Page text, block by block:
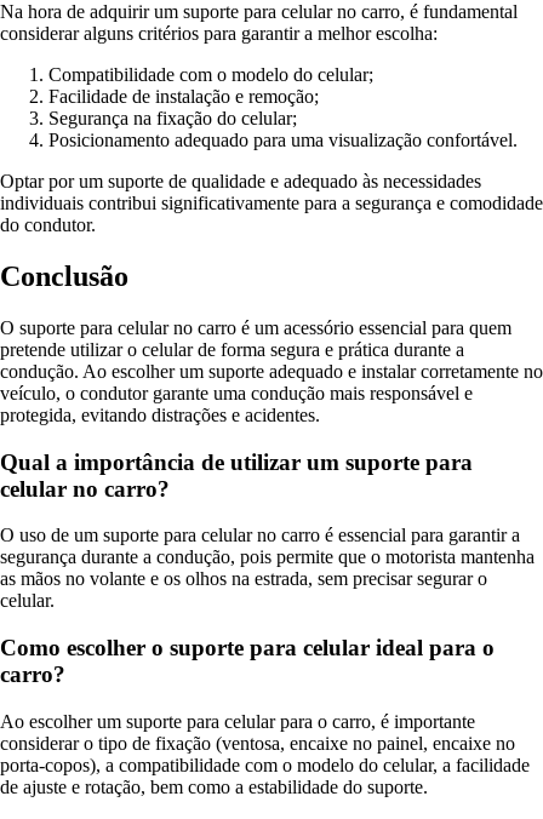
Na hora de adquirir um suporte para celular no carro, é fundamental
considerar alguns critérios para garantir a melhor escolha:
Compatibilidade com o modelo do celular;
Facilidade de instalação e remoção;
Segurança na fixação do celular;
Posicionamento adequado para uma visualização confortável.
Optar por um suporte de qualidade e adequado às necessidades
individuais contribui significativamente para a segurança e comodidade
do condutor.
Conclusão
O suporte para celular no carro é um acessório essencial para quem
pretende utilizar o celular de forma segura e prática durante a
condução. Ao escolher um suporte adequado e instalar corretamente no
veículo, o condutor garante uma condução mais responsável e
protegida, evitando distrações e acidentes.
Qual a importância de utilizar um suporte para
celular no carro?
O uso de um suporte para celular no carro é essencial para garantir a
segurança durante a condução, pois permite que o motorista mantenha
as mãos no volante e os olhos na estrada, sem precisar segurar o
celular.
Como escolher o suporte para celular ideal para o
carro?
Ao escolher um suporte para celular para o carro, é importante
considerar o tipo de fixação (ventosa, encaixe no painel, encaixe no
porta-copos), a compatibilidade com o modelo do celular, a facilidade
de ajuste e rotação, bem como a estabilidade do suporte.